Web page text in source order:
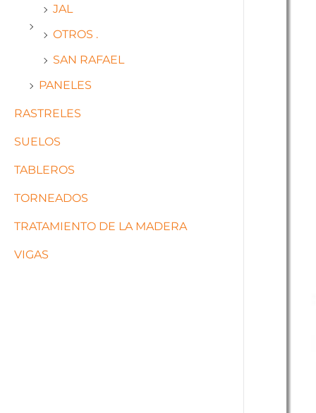
JAL
OTROS .
SAN RAFAEL
PANELES
RASTRELES
SUELOS
TABLEROS
TORNEADOS
TRATAMIENTO DE LA MADERA
VIGAS